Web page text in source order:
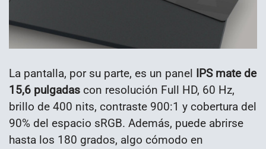
La pantalla, por su parte, es un panel IPS mate de
15,6 pulgadas con resolución Full HD, 60 Hz,
brillo de 400 nits, contraste 900:1 y cobertura del
90% del espacio sRGB. Además, puede abrirse
hasta los 180 grados, algo cómodo en